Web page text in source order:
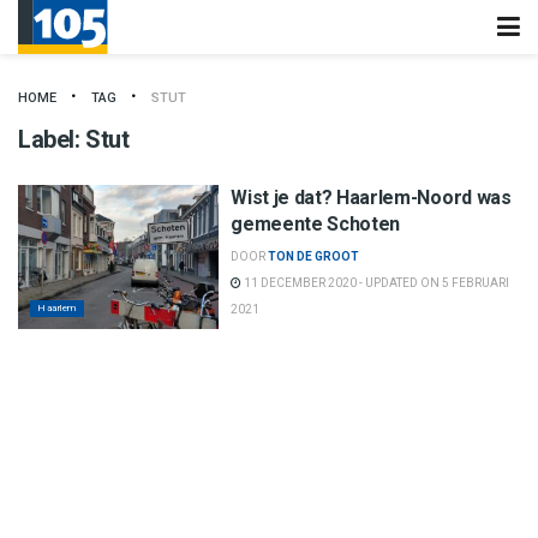
HOME TAG STUT
Label: Stut
Haarlem
Wist je dat? Haarlem-Noord was
gemeente Schoten
DOORTON DE GROOT
11 DECEMBER 2020 - UPDATED ON 5 FEBRUARI
2021